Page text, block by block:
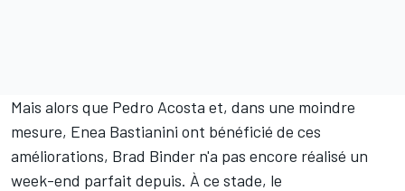
Mais alors que Pedro Acosta et, dans une moindre
mesure, Enea Bastianini ont bénéficié de ces
améliorations, Brad Binder n'a pas encore réalisé un
week-end parfait depuis. À ce stade, le